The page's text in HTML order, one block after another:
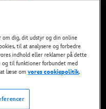
DVD, Blu-Ray og
om dig, dit udstyr og din online
til at analysere og forbedre
indhold eller reklamer på dette
og til funktioner forbundet med
at læse omvores cookiepolitik.